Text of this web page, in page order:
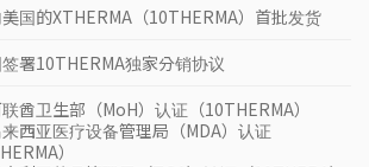
国的XTHERMA（10THERMA）首批发货
署10THERMA独家分销协议
酋卫生部（MoH）认证（10THERMA）
西亚医疗设备管理局（MDA）认证
）